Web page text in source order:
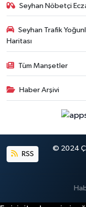
Seyhan Nöbetçi
Seyhan Trafik
Haritası
Tüm Manşetler
Haber Arşivi
RSS
© 2024